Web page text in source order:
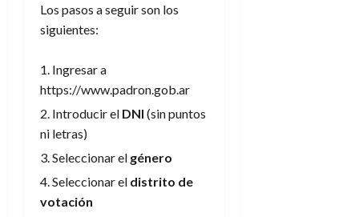
Los pasos a seguir son los
siguientes:
Ingresar a
https://www.padron.gob.ar
Introducir el DNI (sin puntos
ni letras)
Seleccionar el género
Seleccionar el distrito de
votación